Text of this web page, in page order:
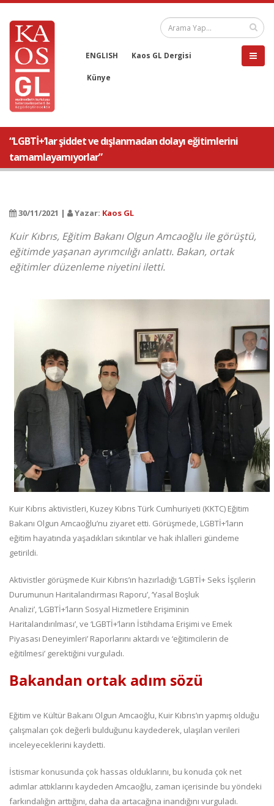
ENGLISH Kaos GL Dergisi
Künye
“LGBTİ+’lar şiddet ve dışlanmadan dolayı eğitimlerini
tamamlayamıyorlar”
30/11/2021 | Yazar: Kaos GL
Kuir Kıbrıs, Eğitim Bakanı Olgun Amcaoğlu ile görüştü,
eğitimde yaşanan ayrımcılığı anlattı. Bakan, ortak
eğitimler düzenleme niyetini iletti.
Kuir Kıbrıs aktivistleri, Kuzey Kıbrıs Türk Cumhuriyeti (KKTC) Eğitim
Bakanı Olgun Amcaoğlu’nu ziyaret etti. Görüşmede, LGBTİ+’ların
eğitim hayatında yaşadıkları sıkıntılar ve hak ihlalleri gündeme
getirildi.
Aktivistler görüşmede Kuir Kıbrıs’ın hazırladığı ‘LGBTİ+ Seks İşçilerin
Durumunun Haritalandırması Raporu’, ‘Yasal Boşluk
Analizi’, ‘LGBTİ+’ların Sosyal Hizmetlere Erişiminin
Haritalandırılması’, ve ‘LGBTİ+’ların İstihdama Erişimi ve Emek
Piyasası Deneyimleri’ Raporlarını aktardı ve ‘eğitimcilerin de
eğitilmesi’ gerektiğini vurguladı.
Bakandan ortak adım sözü
Eğitim ve Kültür Bakanı Olgun Amcaoğlu, Kuir Kıbrıs’ın yapmış olduğu
çalışmaları çok değerli bulduğunu kaydederek, ulaşılan verileri
inceleyeceklerini kaydetti.
İstismar konusunda çok hassas olduklarını, bu konuda çok net
adımlar attıklarını kaydeden Amcaoğlu, zaman içerisinde bu yöndeki
farkındalığın arttığını, daha da artacağına inandığını vurguladı.